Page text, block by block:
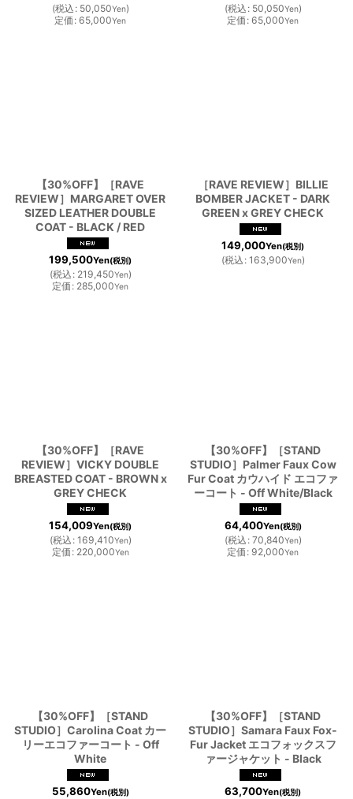
(税込 : 50,050Yen)
定価 : 65,000Yen
(税込 : 50,050Yen)
定価 : 65,000Yen
【30%OFF】［RAVE
REVIEW］MARGARET OVER
SIZED LEATHER DOUBLE
COAT - BLACK / RED
199,500Yen(税別)
(税込 : 219,450Yen)
定価 : 285,000Yen
［RAVE REVIEW］BILLIE
BOMBER JACKET - DARK
GREEN x GREY CHECK
149,000Yen(税別)
(税込 : 163,900Yen)
【30%OFF】［RAVE
REVIEW］VICKY DOUBLE
BREASTED COAT - BROWN x
GREY CHECK
154,009Yen(税別)
(税込 : 169,410Yen)
定価 : 220,000Yen
【30%OFF】［STAND
STUDIO］Palmer Faux Cow
Fur Coat カウハイド エコファ
ーコート - Off White/Black
64,400Yen(税別)
(税込 : 70,840Yen)
定価 : 92,000Yen
【30%OFF】［STAND
STUDIO］Carolina Coat カー
リーエコファーコート - Off
White
55,860Yen(税別)
【30%OFF】［STAND
STUDIO］Samara Faux Fox-
Fur Jacket エコフォックスフ
ァージャケット - Black
63,700Yen(税別)